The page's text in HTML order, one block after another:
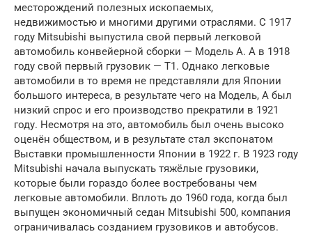
месторождений полезных ископаемых,
недвижимостью и многими другими отраслями. С 1917
году Mitsubishi выпустила свой первый легковой
автомобиль конвейерной сборки — Модель А. А в 1918
году свой первый грузовик — T1. Однако легковые
автомобили в то время не представляли для Японии
большого интереса, в результате чего на Модель, А был
низкий спрос и его производство прекратили в 1921
году. Несмотря на это, автомобиль был очень высоко
оценён обществом, и в результате стал экспонатом
Выставки промышленности Японии в 1922 г. В 1923 году
Mitsubishi начала выпускать тяжёлые грузовики,
которые были гораздо более востребованы чем
легковые автомобили. Вплоть до 1960 года, когда был
выпущен экономичный седан Mitsubishi 500, компания
ограничивалась созданием грузовиков и автобусов.